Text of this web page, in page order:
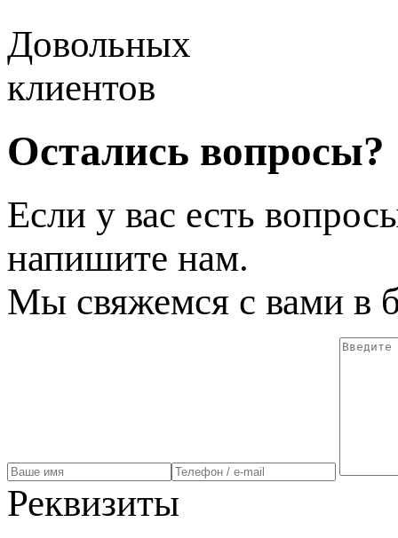
Довольных
клиентов
Остались вопросы?
Если у вас есть
напишите нам.
Мы свяжемся с вами в
Реквизиты